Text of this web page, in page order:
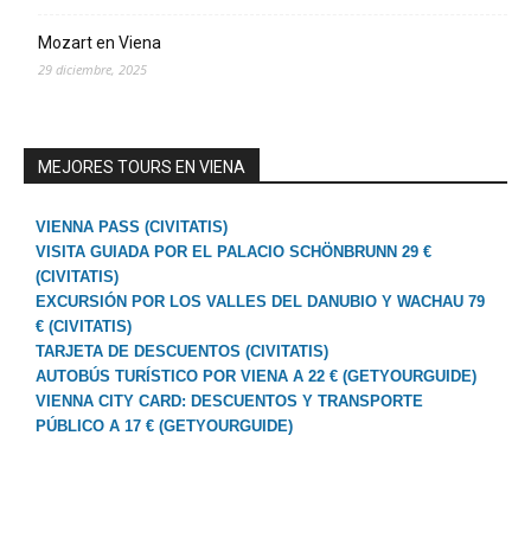
Mozart en Viena
29 diciembre, 2025
MEJORES TOURS EN VIENA
VIENNA PASS (CIVITATIS)
VISITA GUIADA POR EL PALACIO SCHÖNBRUNN 29 €
(CIVITATIS)
EXCURSIÓN POR LOS VALLES DEL DANUBIO Y WACHAU 79
€ (CIVITATIS)
TARJETA DE DESCUENTOS (CIVITATIS)
AUTOBÚS TURÍSTICO POR VIENA A 22 € (GETYOURGUIDE)
VIENNA CITY CARD: DESCUENTOS Y TRANSPORTE
PÚBLICO A 17 € (GETYOURGUIDE)